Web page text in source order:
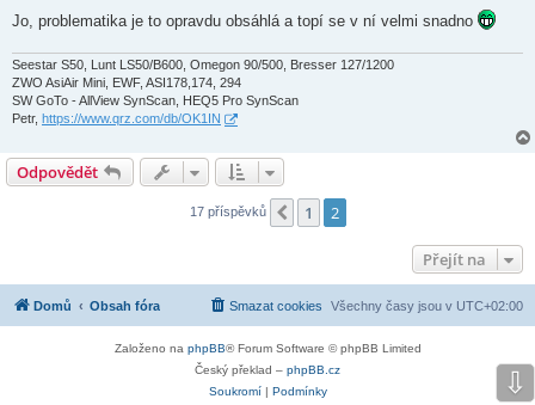
Jo, problematika je to opravdu obsáhlá a topí se v ní velmi snadno
Seestar S50, Lunt LS50/B600, Omegon 90/500, Bresser 127/1200
ZWO AsiAir Mini, EWF, ASI178,174, 294
SW GoTo - AllView SynScan, HEQ5 Pro SynScan
Petr, https://www.qrz.com/db/OK1IN
Odpovědět
17 příspěvků Předchozí
1 2
Přejít na
Domů Obsah fóra Všechny časy jsou v UTC+02:00
Smazat cookies
Založeno na phpBB® Forum Software © phpBB Limited
Český překlad – phpBB.cz
Soukromí| Podmínky ⇩